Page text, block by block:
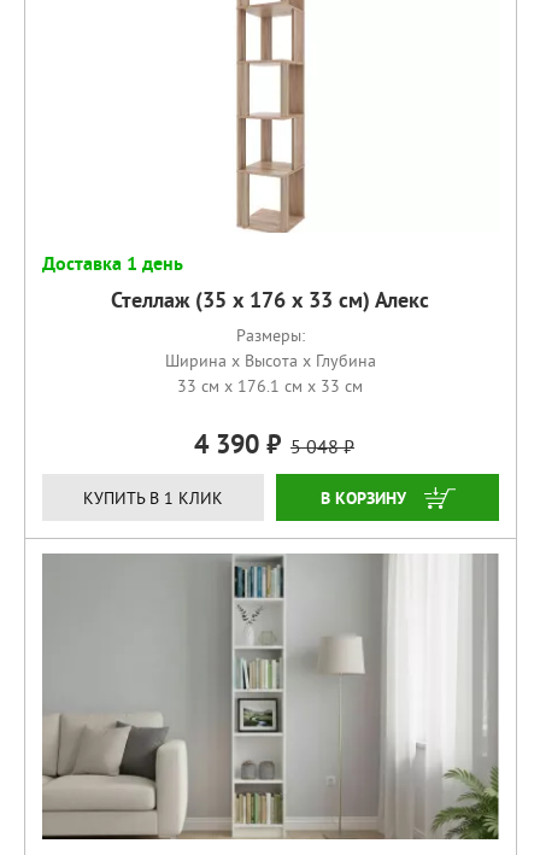
Доставка 1 день
Стеллаж (35 х 176 х 33 см) Алекс
Размеры:
Ширина x Высота x Глубина
33 см x 176.1 см x 33 см
4 390 5 048
КУПИТЬ В 1 КЛИК КУПИТЬ